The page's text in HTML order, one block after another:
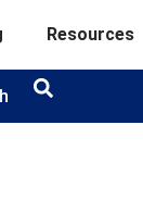
Resources